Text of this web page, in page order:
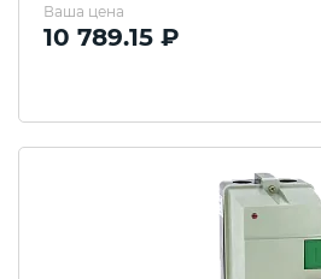
Ваша цена
10 789.15 ₽